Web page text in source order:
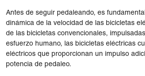
Antes de seguir pedaleando, es
dinámica de la velocidad de las bicicletas
de las bicicletas convencionales,
esfuerzo humano, las bicicletas eléctricas
eléctricos que proporcionan un impulso
potencia de pedaleo.